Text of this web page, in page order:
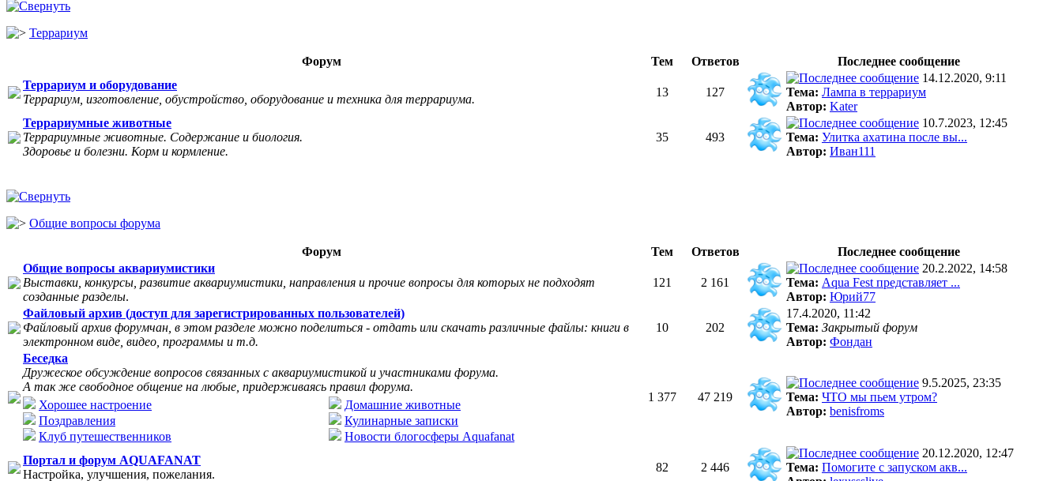
Террариум
Форум Тем Ответов
Последнее сообщение
Террариум и оборудование
Террариум, изготовление, обустройство, оборудование и техника для террариума.
13 127
14.12.2020, 9:11
Тема: Лампа в террариум
Автор: Kater
Террариумные животные
Террариумные животные. Содержание и биология.
Здоровье и болезни. Корм и кормление.
35 493
10.7.2023, 12:45
Тема: Улитка ахатина после вы...
Автор: Иван111
Общие вопросы форума
Форум Тем Ответов
Последнее сообщение
Общие вопросы аквариумистики
Выставки, конкурсы, развитие аквариумистики, направления и прочие вопросы для которых не подходят
созданные разделы.
121 2 161
20.2.2022, 14:58
Тема: Aqua Fest представляет ...
Автор: Юрий77
Файловый архив (доступ для зарегистрированных пользователей)
Файловый архив форумчан, в этом разделе можно поделиться - отдать или скачать различные файлы: книги в
электронном виде, видео, программы и т.д.
10 202
17.4.2020, 11:42
Тема: Закрытый форум
Автор: Фондан
Беседка
Дружеское обсуждение вопросов связанных с аквариумистикой и участниками форума.
А так же свободное общение на любые, придерживаясь правил форума.
Хорошее настроение
Поздравления
Клуб путешественников
Домашние животные
Кулинарные записки
Новости блогосферы Aquafanat
1 377 47 219
9.5.2025, 23:35
Тема: ЧТО мы пьем утром?
Автор: benisfroms
Портал и форум AQUAFANAT
Настройка, улучшения, пожелания.
82 2 446
20.12.2020, 12:47
Тема: Помогите с запуском акв...